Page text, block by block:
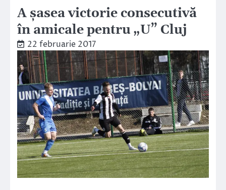
A șasea victorie consecutivă
în amicale pentru „U” Cluj
22 februarie 2017